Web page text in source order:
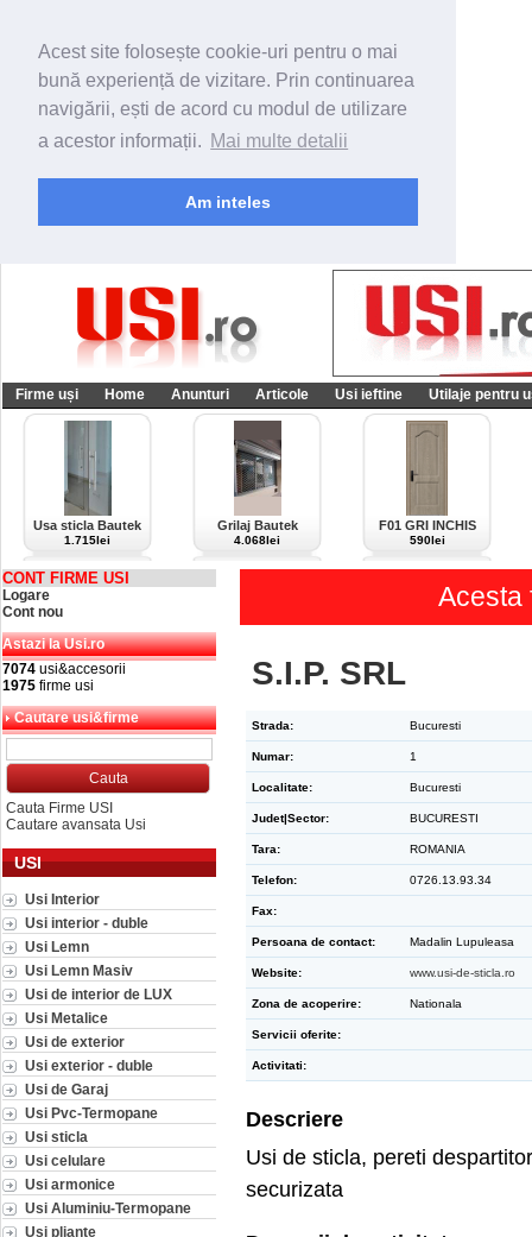
Acest site folosește cookie-uri pentru o mai
bună experiență de vizitare. Prin continuarea
navigării, ești de acord cu modul de utilizare
a acestor informații. Mai multe detalii
Am inteles
Firme uși Home Anunturi Articole Usi ieftine Utilaje pentru
Usa sticla Bautek
1.715lei
Grilaj Bautek
4.068lei
F01 GRI INCHIS
590lei
CONT FIRME USI
Logare
Cont nou
Astazi la Usi.ro
7074 usi&accesorii
1975 firme usi
Cautare usi&firme
Cauta Firme USI
Cautare avansata Usi
USI
Usi Interior
Usi interior - duble
Usi Lemn
Usi Lemn Masiv
Usi de interior de LUX
Usi Metalice
Usi de exterior
Usi exterior - duble
Usi de Garaj
Usi Pvc-Termopane
Usi sticla
Usi celulare
Usi armonice
Usi Aluminiu-Termopane
Usi pliante
Acesta
S.I.P. SRL
Strada: Bucuresti
Numar: 1
Localitate: Bucuresti
Judet|Sector: BUCURESTI
Tara: ROMANIA
Telefon: 0726.13.93.34
Fax:
Persoana de contact: Madalin Lupuleasa
Website: www.usi-de-sticla.ro
Zona de acoperire: Nationala
Servicii oferite:
Activitati:
Descriere
Usi de sticla, pereti
securizata